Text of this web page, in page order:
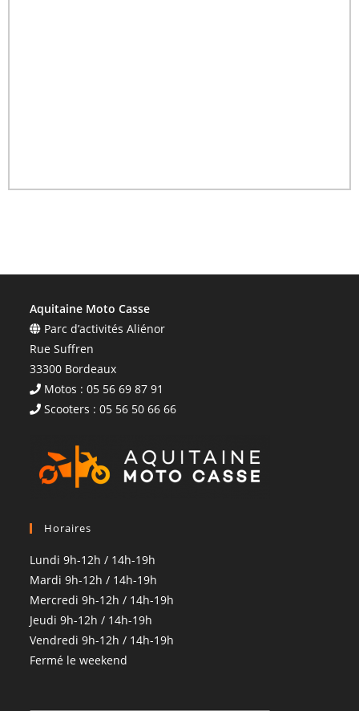
Aquitaine Moto Casse
Parc d’activités Aliénor
Rue Suffren
33300 Bordeaux
Motos : 05 56 69 87 91
Scooters : 05 56 50 66 66
Horaires
Lundi 9h-12h / 14h-19h
Mardi 9h-12h / 14h-19h
Mercredi 9h-12h / 14h-19h
Jeudi 9h-12h / 14h-19h
Vendredi 9h-12h / 14h-19h
Fermé le weekend